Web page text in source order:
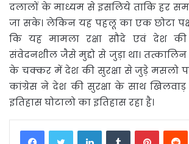
दलालों के माध्यम से इसलिये ताकि हर
जा सके। लेकिन यह पहलू का एक छोटा
कि यह मामला रक्षा सौदे एवं देश की
संवेदनशील जैसे मुद्दो से जुड़ा था।
के चक्कर में देश की सुरक्षा से जुड़े मसलो पर
कांग्रेस ने देश की सुरक्षा के साथ खिलवाड़
इतिहास घोटालो का इतिहास रहा है।
LinkedInTumblr